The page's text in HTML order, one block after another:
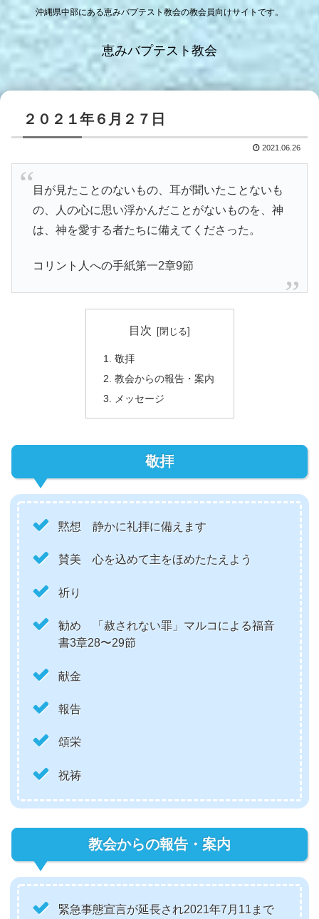
沖縄県中部にある恵みバプテスト教会の教会員向けサイトです。
恵みバプテスト教会
２０２１年６月２７日
2021.06.26
目が見たことのないもの、耳が聞いたことないも
の、人の心に思い浮かんだことがないものを、神
は、神を愛する者たちに備えてくださった。
コリント人への手紙第一2章9節
目次
敬拝
教会からの報告・案内
メッセージ
敬拝
黙想 静かに礼拝に備えます
賛美 心を込めて主をほめたたえよう
祈り
勧め 「赦されない罪」マルコによる福音
書3章28〜29節
献金
報告
頌栄
祝祷
教会からの報告・案内
緊急事態宣言が延長され2021年7月11まで